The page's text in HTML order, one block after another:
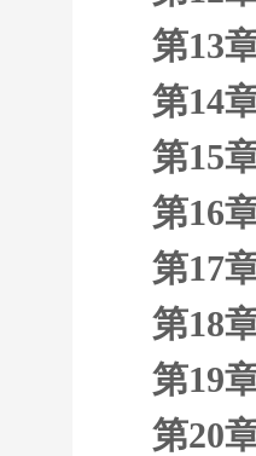
第13
第14
第15
第16
第17
第18
第19
第20